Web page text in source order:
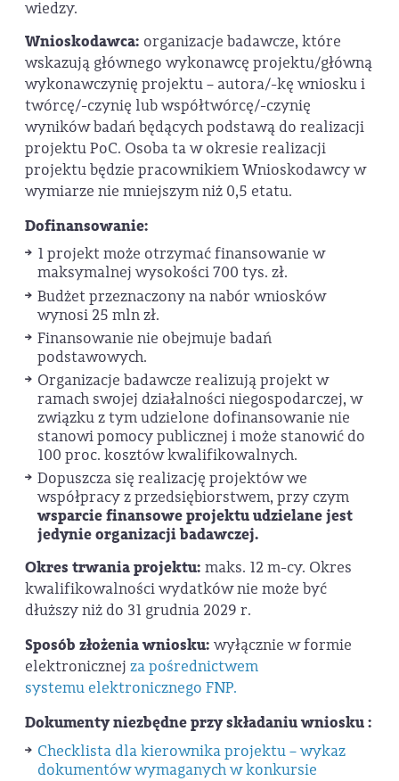
wiedzy.
Wnioskodawca: organizacje badawcze, które
wskazują głównego wykonawcę projektu/główną
wykonawczynię projektu – autora/-kę wniosku i
twórcę/-czynię lub współtwórcę/-czynię
wyników badań będących podstawą do realizacji
projektu PoC. Osoba ta w okresie realizacji
projektu będzie pracownikiem Wnioskodawcy w
wymiarze nie mniejszym niż 0,5 etatu.
Dofinansowanie:
1 projekt może otrzymać finansowanie w
maksymalnej wysokości 700 tys. zł.
Budżet przeznaczony na nabór wniosków
wynosi 25 mln zł.
Finansowanie nie obejmuje badań
podstawowych.
Organizacje badawcze realizują projekt w
ramach swojej działalności niegospodarczej, w
związku z tym udzielone dofinansowanie nie
stanowi pomocy publicznej i może stanowić do
100 proc. kosztów kwalifikowalnych.
Dopuszcza się realizację projektów we
współpracy z przedsiębiorstwem, przy czym
wsparcie finansoweprojektu udzielane jest
jedynie organizacji badawczej.
Okres trwania projektu: maks. 12 m-cy. Okres
kwalifikowalności wydatków nie może być
dłuższy niż do 31 grudnia 2029 r.
Sposób złożenia wniosku: wyłącznie w formie
elektronicznej za pośrednictwem
systemu elektronicznego FNP.
Dokumenty niezbędne przy składaniu wniosku :
Checklista dla kierownika projektu – wykaz
dokumentów wymaganych w konkursie